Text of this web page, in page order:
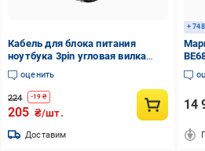
Кабель для блока питания
ноутбука 3pin угловая вилка
(69207)
оценить
224 -19 ₴
205 ₴/шт.
Доставим
+
14